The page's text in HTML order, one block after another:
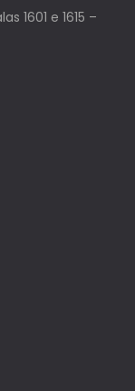
1601 e 1615 –